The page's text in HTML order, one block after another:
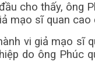
cho thấy, ông
mạo sĩ quan cao
vi giả mạo sĩ
do ông Phúc